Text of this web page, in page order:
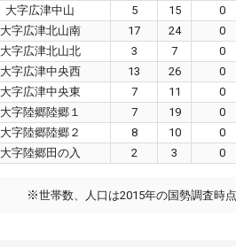
大字広津中山
5 15 0
大字広津北山南
17 24 0
大字広津北山北
3 7 0
大字広津中央西
13 26 0
大字広津中央東
7 11 0
大字陸郷陸郷１
7 19 0
大字陸郷陸郷２
8 10 0
大字陸郷田の入
2 3 0
※世帯数、人口は2015年の国勢調査時